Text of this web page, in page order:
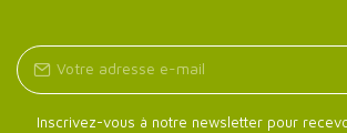
Inscrivez-vous à notre newsletter pour